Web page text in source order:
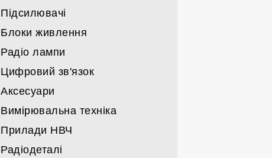
Трансивери імпорт-інші
Трансивери СРСР
Трансивери саморобні
Набори
Антени СВ
Гаджети СВ
Військові
Побутові
Решта
Підсилювачі
Підсилювачі заводські КХ/УКХ/
військовкі
Підсилювачі саморобні КХ/УКХ
Деталі для підсилювачів
Блоки живлення
Тільки блоки живлення
Компоненти блоків живлення
Радіо лампи
Радіо лампи Г/ГИ/ГМИ/ГС/ГУ
Інші радіо лампи
Цифровий зв'язок
Аксесуари
Вимірювальна техніка
Прилади НВЧ
Радіодеталі